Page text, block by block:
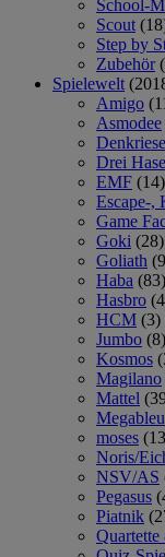
School-
Scout
Step by
Zubehör
Spielewelt
Amigo
Asmodee
Drei
EMF (14)
Escape-,
Game
Goki (28)
Goliath
Haba (83)
Hasbro
HCM (3)
Jumbo (8)
Kosmos
Magilano
Mattel
Megableu
moses
Noris/
NSV/AS
Pegasus
Piatnik